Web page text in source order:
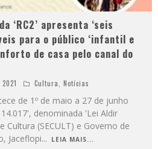
‘RC2’ apresenta ‘seis
para o público ‘infantil e
de casa pelo canal do
Cultura, Notícias
de 1º de maio a 27 de junho
denominada 'Lei Aldir
Cultura (SECULT) e Governo de
Jaceflopi... LEIA MAIS...